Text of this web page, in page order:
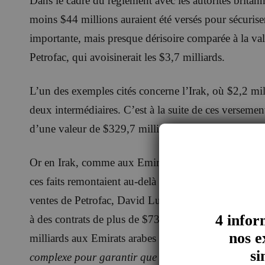
moins $44 millions auraient été versés pour
importante, mais presque dérisoire comparée à la
Petrofac, qui avoisinerait les $3,7 milliards.
L’un des exemples cités concerne l’Irak, où $2,2
deux intermédiaires. C’est à la suite de ces
d’une valeur de $329,7 millions en 2012.
Or en Irak, comme aux Emirats Arabes Unis ou en
ces faits remontaient au-delà des filiales locales.
ventes de Petrofac, David Lufkin, a plaidé coupable
à des contrats de plus de $730 millions en Irak,
milliards aux Emirats arabes unis. Selon le SFO,
complexe pour garantir que les bons paiements ont
4
nos